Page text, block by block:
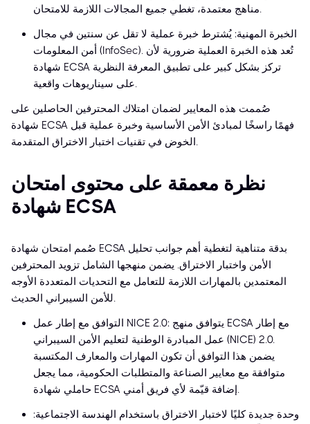
مناهج معتمدة، تغطي جميع المجالات اللازمة للامتحان.
الخبرة المهنية: يُشترط خبرة عملية لا تقل عن سنتين في مجال
أمن المعلومات (InfoSec). تُعد هذه الخبرة العملية ضرورية لأن
شهادة ECSA تركز بشكل كبير على تطبيق المعرفة النظرية
على سيناريوهات واقعية.
صُممت هذه المعايير لضمان امتلاك المحترفين الحاصلين على
شهادة ECSA فهمًا راسخًا لمبادئ الأمن الأساسية وخبرة عملية قبل
الخوض في تقنيات اختبار الاختراق المتقدمة.
نظرة معمقة على محتوى امتحان
شهادة ECSA
صُمم امتحان شهادة ECSA بدقة متناهية لتغطية أهم جوانب تحليل
الأمن واختبار الاختراق. يضمن منهجها الشامل تزويد المحترفين
المعتمدين بالمهارات اللازمة للتعامل مع التحديات المتعددة الأوجه
للأمن السيبراني الحديث.
التوافق مع إطار عمل NICE 2.0: يتوافق منهج ECSA مع إطار
عمل المبادرة الوطنية لتعليم الأمن السيبراني (NICE) 2.0.
يضمن هذا التوافق أن تكون المهارات والمعارف المكتسبة
متوافقة مع معايير الصناعة والمتطلبات الحكومية، مما يجعل
حاملي شهادة ECSA إضافة قيّمة لأي فريق أمني.
وحدة جديدة كليًا لاختبار الاختراق باستخدام الهندسة الاجتماعية: